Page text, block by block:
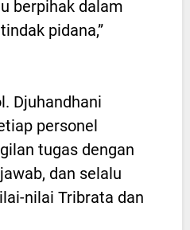
berpihak dalam
pidana,”
Djuhandhani
personel
tugas dengan
dan selalu
nilai Tribrata dan